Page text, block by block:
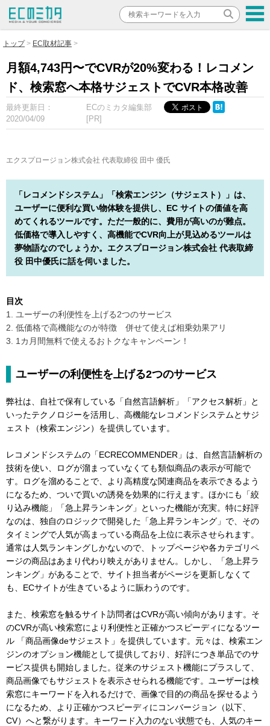
トップ EC取材記事
月額4,743円〜でCVRが20%変わる！レコメン
ド、検索窓へ本格サジェストでCVR本格改善
最終更新日：
2020/04/09
ECのミカタ編集部
[PR]
エクスプロージョン株式会社 代表取締役 田中 優氏
「レコメンドシステム」「検索エンジン（サジェスト）」は、
ユーザーに便利な買い物体験を提供し、EC サイトの価値を高
めてくれるツールです。ただ一般的に、費用が高いのが難点。
低価格で導入しやすく、高機能でCVR向上が見込めるツールは
夢物語なのでしょうか。エクスプロージョン株式会社 代表取締
役 田中優氏に話を伺いました。
目次
1. ユーザーの利便性を上げる2つのサービス
2. 低価格で高機能なのが特徴 併せて使えば相乗効果アリ
3. 1カ月間無料で使えるおトクなキャンペーン！
ユーザーの利便性を上げる2つのサービス
弊社は、自社で保有している「自然言語解析」「アクセス解析」と
いったテクノロジーを活用し、高機能なレコメンドシステムとサジ
ェスト（検索エンジン）を提供しています。
レコメンドシステムの「ECRECOMMENDER」は、自然言語解析の
技術を使い、ログが溜まっていなくても類似商品の表示が可能で
す。ログを溜めることで、より高精度な関連商品を表示できるよう
になるため、ついで買いの誘発を効果的に行えます。ほかにも「絞
り込み機能」「急上昇ランキング」といった機能が充実。特に好評
なのは、独自のロジックで開発した「急上昇ランキング」で、その
タイミングで人気が高まっている商品を上位に表示させられます。
通常は人気ランキングしかないので、トップページや各カテゴリペ
ージの商品はあまり代わり映えがありません。しかし、「急上昇ラ
ンキング」があることで、サイト担当者がページを更新しなくて
も、ECサイトが生きているように賑わうのです。
また、検索窓を触るサイト訪問者はCVRが高い傾向があります。そ
のCVRが高い検索窓により利便性と正確かつスピーディになるツー
ル 「商品画像deサジェスト」を提供しています。元々は、検索エン
ジンのオプション機能として提供しており、好評につき単品でのサ
ービス提供も開始しました。従来のサジェスト機能にプラスして、
商品画像でもサジェストを表示させられる機能です。ユーザーは検
索窓にキーワードを入れるだけで、画像で目的の商品を探せるよう
になるため、より正確かつスピーディにコンバージョン（以下、
CV）へと繋がります。キーワード入力のない状態でも、人気のキー